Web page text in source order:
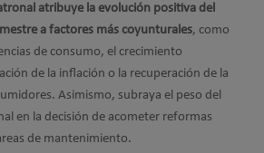
atribuye la evolución positiva del
a factores más coyunturales, como
de consumo, el crecimiento
de la inflación o la recuperación de la
Asimismo, subraya el peso del
en la decisión de acometer reformas
de mantenimiento.